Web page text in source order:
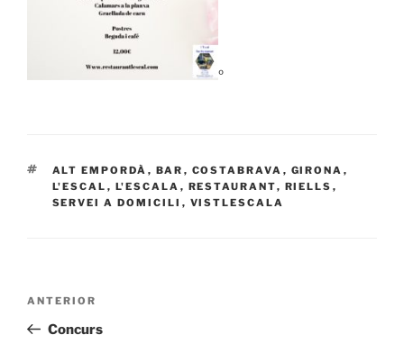
º
ETIQUETAS
ALT EMPORDÀ , BAR , COSTABRAVA , GIRONA ,
L'ESCAL , L'ESCALA , RESTAURANT, RIELLS ,
SERVEI A DOMICILI , VISTLESCALA
Navegación
entradas
Entrada
anterior:
ANTERIOR
Concurs